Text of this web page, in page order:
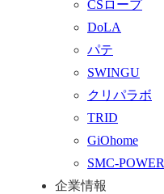
CSロープ
DoLA
パテ
SWINGU
クリパラボ
TRID
GiOhome
SMC-POWER
企業情報